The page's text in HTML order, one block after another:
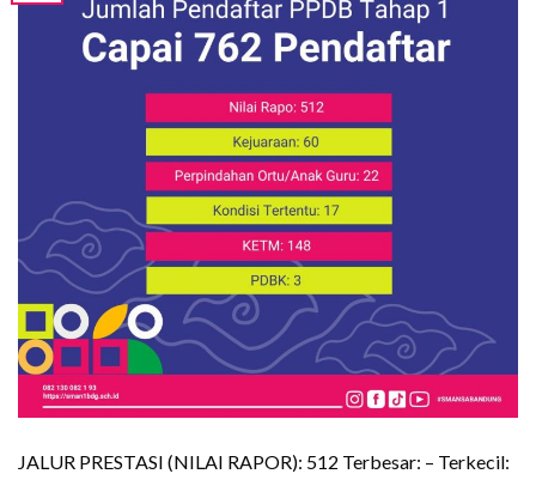
JALUR PRESTASI (NILAI RAPOR): 512 Terbesar: – Terkecil: